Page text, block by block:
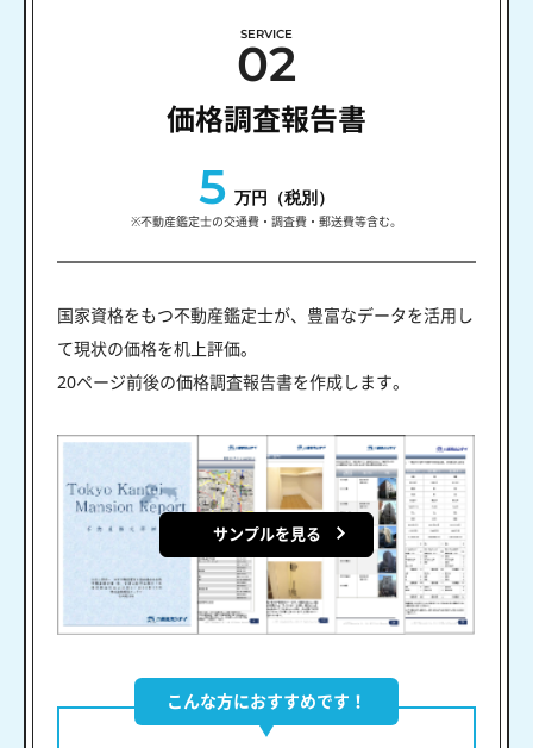
SERVICE
02
価格調査報告書
5 万円（税別）
※不動産鑑定士の交通費・調査費・郵送費等含む。
国家資格をもつ不動産鑑定士が、豊富なデータを活用し
て現状の価格を机上評価。
20ページ前後の価格調査報告書を作成します。
サンプルを見る
こんな方におすすめです！